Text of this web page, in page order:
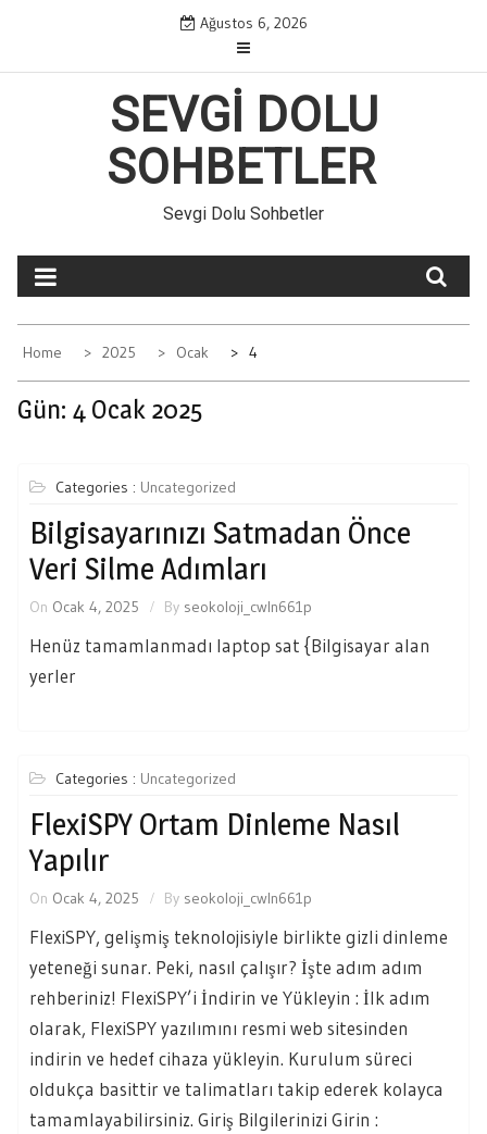
Ağustos 6, 2026
SEVGI DOLU
SOHBETLER
Sevgi Dolu Sohbetler
Home 2025 Ocak 4
Gün: 4 Ocak 2025
Categories : Uncategorized
Bilgisayarınızı Satmadan Önce
Veri Silme Adımları
On Ocak 4, 2025 By seokoloji_cwln661p
Henüz tamamlanmadı laptop sat {Bilgisayar alan
yerler
Categories : Uncategorized
FlexiSPY Ortam Dinleme Nasıl
Yapılır
On Ocak 4, 2025 By seokoloji_cwln661p
FlexiSPY, gelişmiş teknolojisiyle birlikte gizli dinleme
yeteneği sunar. Peki, nasıl çalışır? İşte adım adım
rehberiniz! FlexiSPY’i İndirin ve Yükleyin : İlk adım
olarak, FlexiSPY yazılımını resmi web sitesinden
indirin ve hedef cihaza yükleyin. Kurulum süreci
oldukça basittir ve talimatları takip ederek kolayca
tamamlayabilirsiniz. Giriş Bilgilerinizi Girin :